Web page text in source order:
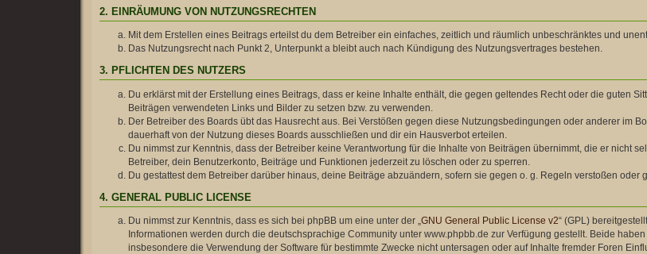
2. EINRÄUMUNG VON NUTZUNGSRECHTEN
Mit dem Erstellen eines Beitrags erteilst du dem Betreiber ein einfaches, zeitlich und räumlich unbeschränktes und
Das Nutzungsrecht nach Punkt 2, Unterpunkt a bleibt auch nach Kündigung des Nutzungsvertrages bestehen.
3. PFLICHTEN DES NUTZERS
Du erklärst mit der Erstellung eines Beitrags, dass er keine Inhalte enthält, die gegen geltendes Recht oder die guten
Beiträgen verwendeten Links und Bilder zu setzen bzw. zu verwenden.
Der Betreiber des Boards übt das Hausrecht aus. Bei Verstößen gegen diese Nutzungsbedingungen oder anderer im
dauerhaft von der Nutzung dieses Boards ausschließen und dir ein Hausverbot erteilen.
Du nimmst zur Kenntnis, dass der Betreiber keine Verantwortung für die Inhalte von Beiträgen übernimmt, die er nicht
Betreiber, dein Benutzerkonto, Beiträge und Funktionen jederzeit zu löschen oder zu sperren.
Du gestattest dem Betreiber darüber hinaus, deine Beiträge abzuändern, sofern sie gegen o. g. Regeln verstoßen
4. GENERAL PUBLIC LICENSE
Du nimmst zur Kenntnis, dass es sich bei phpBB um eine unter der „GNU General Public License v2“ (GPL)
Informationen werden durch die deutschsprachige Community unter www.phpbb.de zur Verfügung gestellt. Beide
insbesondere die Verwendung der Software für bestimmte Zwecke nicht untersagen oder auf Inhalte fremder Foren